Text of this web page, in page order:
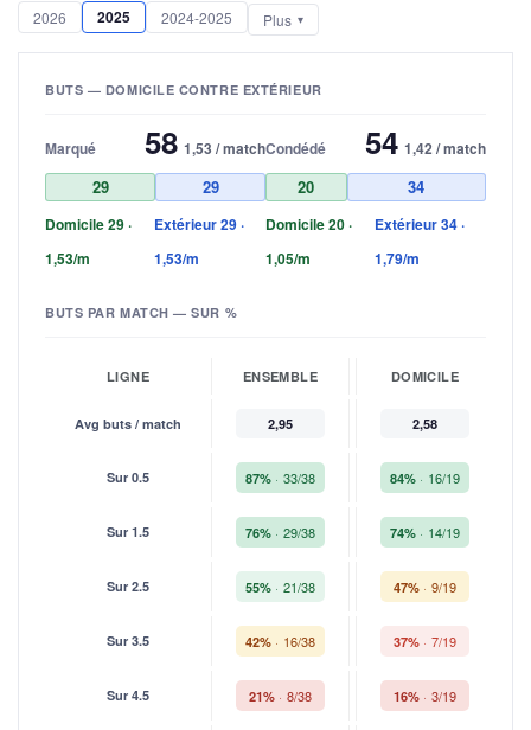
2026 2025 2024-2025 Plus
BUTS — DOMICILE CONTRE EXTÉRIEUR
Marqué 58 1,53 / match
29 29
Domicile 29 ·
1,53/m
Extérieur 29 ·
1,53/m
Condédé 54 1,42 / match
20 34
Domicile 20 ·
1,05/m
Extérieur 34 ·
1,79/m
BUTS PAR MATCH — SUR %
LIGNE ENSEMBLE DOMICILE
Avg buts / match 2,95 2,58
Sur 0.5 87% 33/38 84% 16/19
Sur 1.5 76% 29/38 74% 14/19
Sur 2.5 55% 21/38 47% 9/19
Sur 3.5 42% 16/38 37% 7/19
Sur 4.5 21% 8/38 16% 3/19